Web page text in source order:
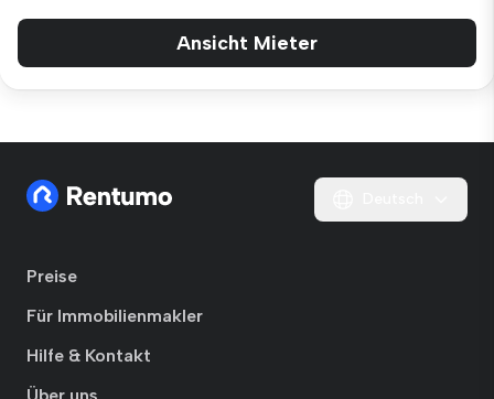
Ansicht Mieter
Preise
Für Immobilienmakler
Hilfe & Kontakt